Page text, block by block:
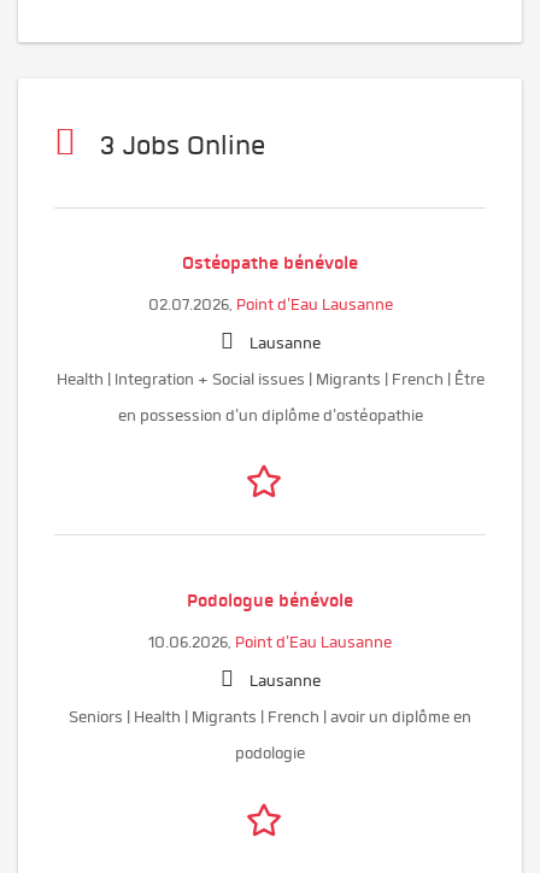
3 Jobs Online
Ostéopathe bénévole
02.07.2026, Point d'Eau Lausanne
Lausanne
Health | Integration + Social issues | Migrants | French | Être
en possession d'un diplôme d'ostéopathie
Podologue bénévole
10.06.2026, Point d'Eau Lausanne
Lausanne
Seniors | Health | Migrants | French | avoir un diplôme en
podologie